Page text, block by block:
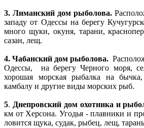
3. Лиманский дом рыболова.
западу от Одессы на берегу
много щуки, окуня, тарани,
сазан, лещ.
4. Чабанский дом рыболова.
Одессы, на берегу Черного моря,
хорошая морская рыбалка на
камбалу и другие виды морских рыб.
5. Днепровский дом охотника и
км от Херсона. Угодья - плавники и
ловится щука, судак, рыбец, лещ, тарань